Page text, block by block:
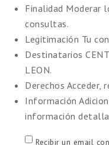
Finalidad Moderar
consultas.
Legitimación Tu
Destinatarios
LEON.
Derechos Acceder,
Información
información
Recibir un email